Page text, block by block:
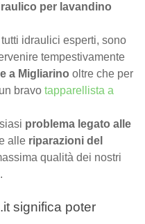
per lavandino
idraulici esperti, sono
tempestivamente
a Migliarinooltre che per
bravotapparellista a
problema legato alle
alle riparazioni del
qualità dei nostri
.
significa poter